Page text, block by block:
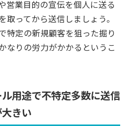
営業目的の宣伝を個人に送る
取ってから送信しましょう。
特定の新規顧客を狙った掘り
なりの労力がかかるというこ
用途で不特定多数に送信
きい